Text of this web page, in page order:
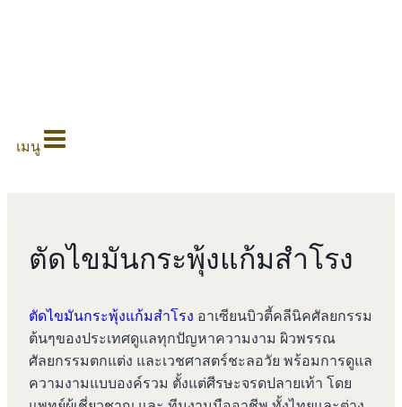
เมนู
ตัดไขมันกระพุ้งแก้มสำโรง
ตัดไขมันกระพุ้งแก้มสำโรง อาเซียนบิวตี้คลีนิคศัลยกรรม
ต้นๆของประเทศดูแลทุกปัญหาความงาม ผิวพรรณ
ศัลยกรรมตกแต่ง และเวชศาสตร์ชะลอวัย พร้อมการดูแล
ความงามแบบองค์รวม ตั้งแต่ศีรษะจรดปลายเท้า โดย